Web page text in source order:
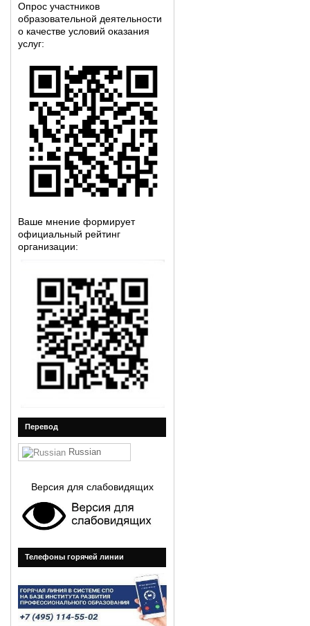
Опрос участников
образовательной деятельности
о качестве условий оказания
услуг:
Ваше мнение формирует
официальный рейтинг
организации:
Перевод
Russian
Версия для слабовидящих
Телефоны горячей линии